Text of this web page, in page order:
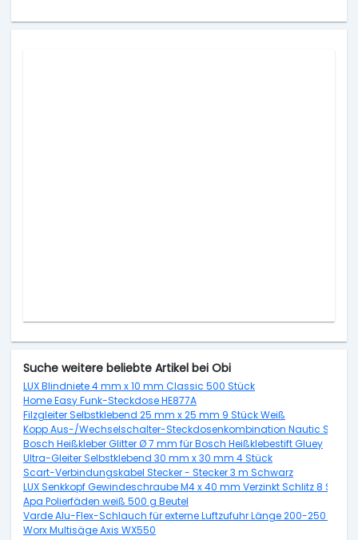
Suche weitere beliebte Artikel bei Obi
LUX Blindniete 4 mm x 10 mm Classic 500 Stück
Home Easy Funk-Steckdose HE877A
Filzgleiter Selbstklebend 25 mm x 25 mm 9 Stück Weiß
Kopp Aus-/Wechselschalter-Steckdosenkombination Nautic
Bosch Heißkleber Glitter Ø 7 mm für Bosch Heißklebestift Gluey
Ultra-Gleiter Selbstklebend 30 mm x 30 mm 4 Stück
Scart-Verbindungskabel Stecker - Stecker 3 m Schwarz
LUX Senkkopf Gewindeschraube M4 x 40 mm Verzinkt Schlitz 8 Stück
Apa Polierfäden weiß 500 g Beutel
Varde Alu-Flex-Schlauch für externe Luftzufuhr Länge 200-250 cm,
Worx Multisäge Axis WX550